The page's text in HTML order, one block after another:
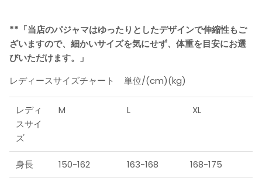
**「当店のパジャマはゆったりとしたデザインで伸縮性もご
ざいますので、細かいサイズを気にせず、体重を目安にお選
びいただけます。」
レディースサイズチャート 単位/(cm)(kg)
レディ
スサイ
ズ
M L XL
身長 150-162 163-168 168-175